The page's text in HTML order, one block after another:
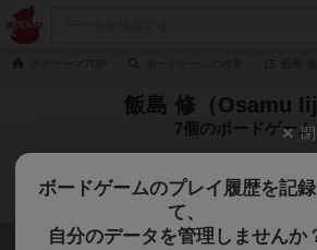
飯島 修（Osamu
7個のボードゲーム
検索メニュー
ボードゲームのプレイ履歴を記
て、
自分のデータを管理しませんか